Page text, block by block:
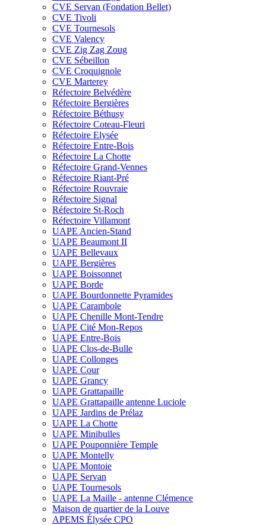
CVE Servan (Fondation Bellet)
CVE Tivoli
CVE Tournesols
CVE Valency
CVE Zig Zag Zoug
CVE Sébeillon
CVE Croquignole
CVE Marterey
Réfectoire Belvédère
Réfectoire Bergières
Réfectoire Béthusy
Réfectoire Coteau-Fleuri
Réfectoire Elysée
Réfectoire Entre-Bois
Réfectoire La Chotte
Réfectoire Grand-Vennes
Réfectoire Riant-Pré
Réfectoire Rouvraie
Réfectoire Signal
Réfectoire St-Roch
Réfectoire Villamont
UAPE Ancien-Stand
UAPE Beaumont II
UAPE Bellevaux
UAPE Bergières
UAPE Boissonnet
UAPE Borde
UAPE Bourdonnette Pyramides
UAPE Carambole
UAPE Chenille Mont-Tendre
UAPE Cité Mon-Repos
UAPE Entre-Bois
UAPE Clos-de-Bulle
UAPE Collonges
UAPE Cour
UAPE Grancy
UAPE Grattapaille
UAPE Grattapaille antenne Luciole
UAPE Jardins de Prélaz
UAPE La Chotte
UAPE Minibulles
UAPE Pouponnière Temple
UAPE Montelly
UAPE Montoie
UAPE Servan
UAPE Tournesols
UAPE La Maille - antenne Clémence
Maison de quartier de la Louve
APEMS Élysée CPO